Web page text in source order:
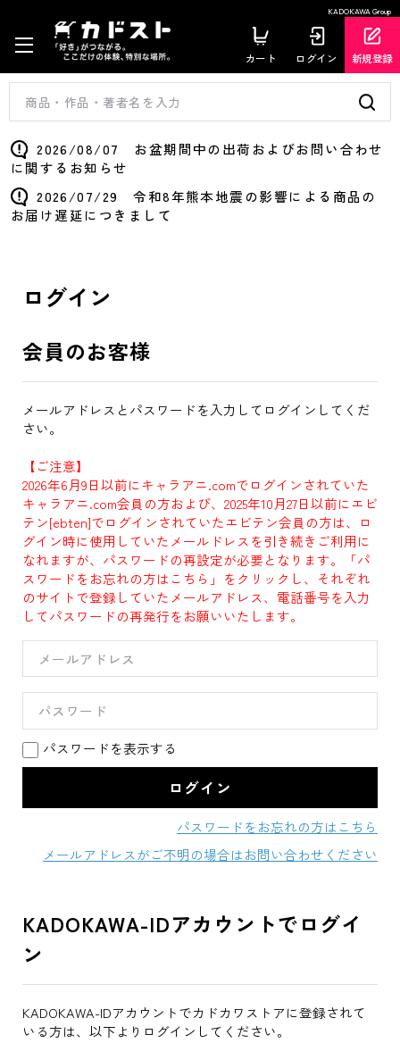
KADOKAWA Group
カート ログイン 新規登録
2026/08/07 お盆期間中の出荷およびお問い合わせ
に関するお知らせ
2026/07/29 令和8年熊本地震の影響による商品の
お届け遅延につきまして
ログイン
会員のお客様
メールアドレスとパスワードを入力してログインしてくだ
さい。
【ご注意】
2026年6月9日以前にキャラアニ.comでログインされていた
キャラアニ.com会員の方および、2025年10月27日以前にエビ
テン[ebten]でログインされていたエビテン会員の方は、ロ
グイン時に使用していたメールドレスを引き続きご利用に
なれますが、パスワードの再設定が必要となります。「パ
スワードをお忘れの方はこちら」をクリックし、それぞれ
のサイトで登録していたメールアドレス、電話番号を入力
してパスワードの再発行をお願いいたします。
パスワードを表示する
パスワードをお忘れの方はこちら
メールアドレスがご不明の場合はお問い合わせください
KADOKAWA-IDアカウントでログイ
ン
KADOKAWA-IDアカウントでカドカワストアに登録されて
いる方は、以下よりログインしてください。